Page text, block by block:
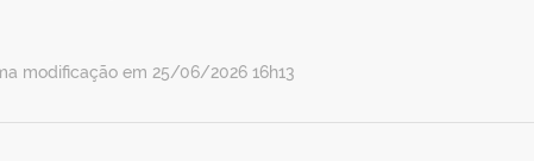
modificação em 25/06/2026 16h13